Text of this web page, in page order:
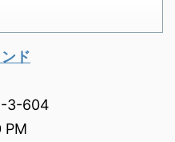
ド
3-604
PM